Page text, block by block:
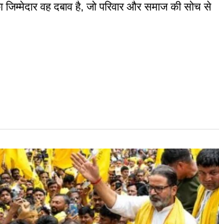
वह दबाव है, जो परिवार और समाज की सोच से